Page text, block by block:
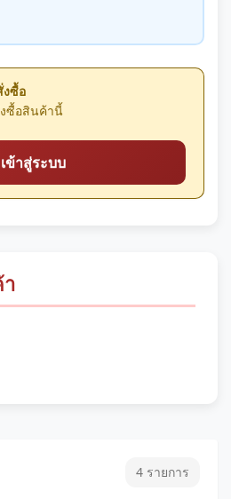
งซื้อ
ซื้อสินค้านี้
เข้าสู่ระบบ
า
4 รายการ